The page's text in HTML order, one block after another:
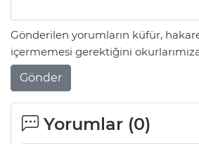
Gönderilen yorumların küfür,
içermemesi gerektiğini
Gönder
Yorumlar (0)